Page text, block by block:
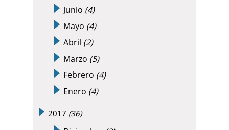
Junio (4)
Mayo (4)
Abril (2)
Marzo (5)
Febrero (4)
Enero (4)
2017 (36)